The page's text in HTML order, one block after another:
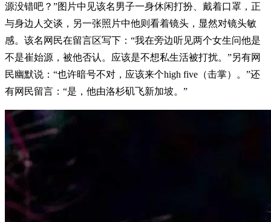
源没错吧？”图片中见该名男子一身休闲打扮、戴着口罩，正
与身边人交谈，另一张照片中他则看着镜头，显然对镜头敏
感。该名网民在留言区写下：“我在旁边听见两个女生问他是
不是崔始源，被他否认。应该是不想私生活被打扰。”另有网
民幽默说：“也许暗号不对，应该来个high five（击掌）。”还
有网民留言：“是，他由洛杉矶飞新加坡。”